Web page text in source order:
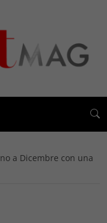
a Dicembre con una